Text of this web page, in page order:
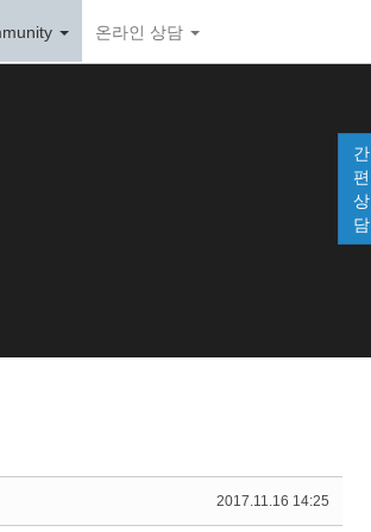
온라인 상담
2017.11.16 14:25
간
편
상
담